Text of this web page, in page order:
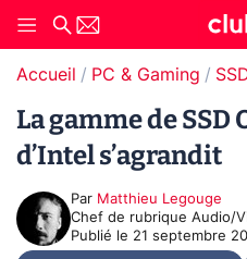
Accueil PC & Gaming
La gamme de SSD
d’Intel s’agrandit
Par Matthieu Legouge
Chef de rubrique Audio/
Publié le 21 septembre